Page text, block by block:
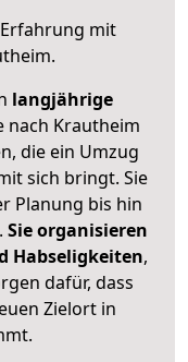
mit
.
langjährige
nach Krautheim
die ein Umzug
sich bringt. Sie
Planung bis hin
Sie organisieren
Habseligkeiten,
dafür, dass
Zielort in